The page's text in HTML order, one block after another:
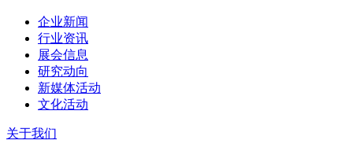
企业新闻
行业资讯
展会信息
研究动向
新媒体活动
文化活动
关于我们